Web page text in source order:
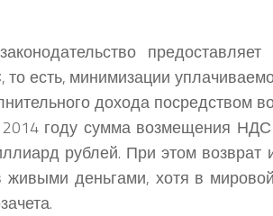
есть, минимизации
дохода посредством
году сумма возмещения
рублей. При этом возврат
живыми деньгами, хотя в